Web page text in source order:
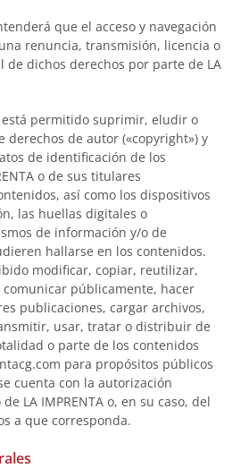
que el acceso y navegación
renuncia, transmisión, licencia o
de dichos derechos por parte de LA
está permitido suprimir, eludir o
derechos de autor («copyright») y
de identificación de los
o de sus titulares
así como los dispositivos
las huellas digitales o
de información y/o de
hallarse en los contenidos.
modificar, copiar, reutilizar,
públicamente, hacer
publicaciones, cargar archivos,
usar, tratar o distribuir de
o parte de los contenidos
para propósitos públicos
cuenta con la autorización
LA IMPRENTA o, en su caso, del
a que corresponda.